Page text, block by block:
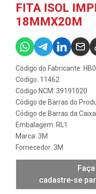
FITA ISOL
18MMX20M
Código do Fabricante:
Código: 11462
Código NCM: 39191020
Código de Barras do
Código de Barras da
Embalagem: RL1
Marca: 3M
Fornecedor: 3M
cadastre-se